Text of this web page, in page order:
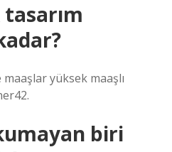
tasarım
yüksek maaşlı
biri